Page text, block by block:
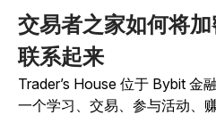
交易者之家如何将
联系起来
Trader’s House 位于 Bybit 金
一个学习、交易、参与活动、